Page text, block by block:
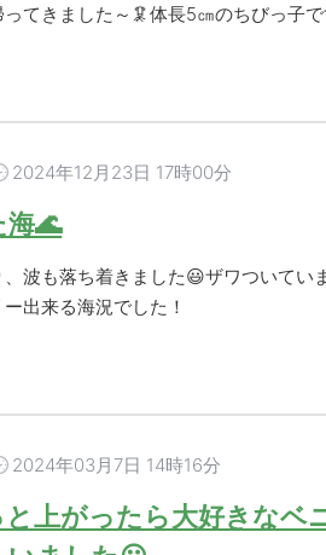
てきました～🦑体長5㎝のちびっ子
2024年12月23日 17時00分
海🌊
波も落ち着きました😃ザワついてい
出来る海況でした！
2024年03月7日 14時16分
上がったら大好きなベ